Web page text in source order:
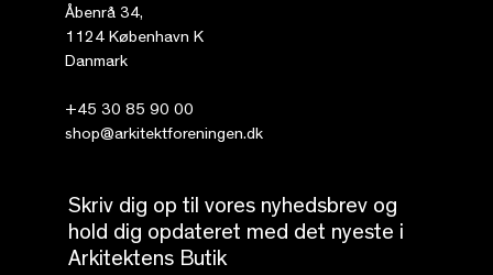
Åbenrå 34,
1124 København K
Danmark
+45 30 85 90 00
shop@arkitektforeningen.dk
Skriv dig op til vores nyhedsbrev og
hold dig opdateret med det nyeste i
Arkitektens Butik